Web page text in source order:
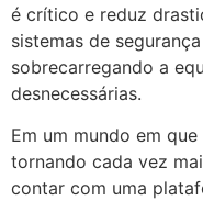
é crítico e reduz
sistemas de
sobrecarregando a
desnecessárias.
Em um mundo em
tornando cada vez
contar com uma